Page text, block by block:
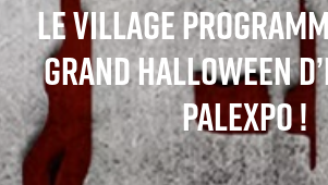
Le Village
grand HALLOWEEN
Palexpo !